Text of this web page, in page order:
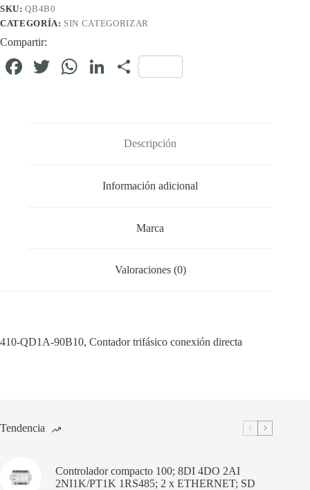
SKU:QB4B0
CATEGORÍA: SIN CATEGORIZAR
Compartir:
Fa T
W
Li
In
C
pa
rti
r
Descripción
Información adicional
Marca
Valoraciones (0)
410-QD1A-90B10, Contador trifásico conexión directa
Tendencia
Controlador compacto 100; 8DI 4DO 2AI
2NI1K/PT1K 1RS485; 2 x ETHERNET; SD